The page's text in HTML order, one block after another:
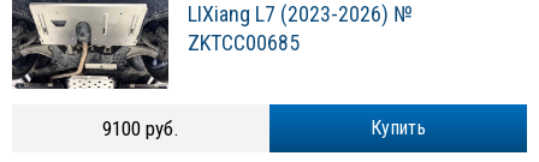
LIXiang L7 (2023-2026) №
ZKTCC00685
Купить
9100 руб.